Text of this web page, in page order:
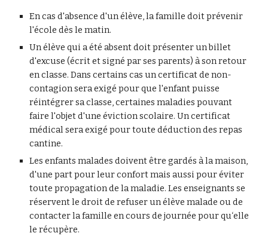
En cas d'absence d'un élève, la famille doit prévenir
l'école dès le matin.
Un élève qui a été absent doit présenter un billet
d'excuse (écrit et signé par ses parents) à son retour
en classe. Dans certains cas un certificat de non-
contagion sera exigé pour que l'enfant puisse
réintégrer sa classe, certaines maladies pouvant
faire l'objet d'une éviction scolaire. Un certificat
médical sera exigé pour toute déduction des repas
cantine.
Les enfants malades doivent être gardés à la maison,
d'une part pour leur confort mais aussi pour éviter
toute propagation de la maladie. Les enseignants se
réservent le droit de refuser un élève malade ou de
contacter la famille en cours de journée pour qu‘elle
le récupère.